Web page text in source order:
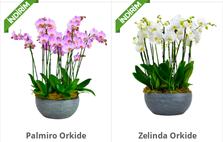
Palmiro Orkide Zelinda Orkide